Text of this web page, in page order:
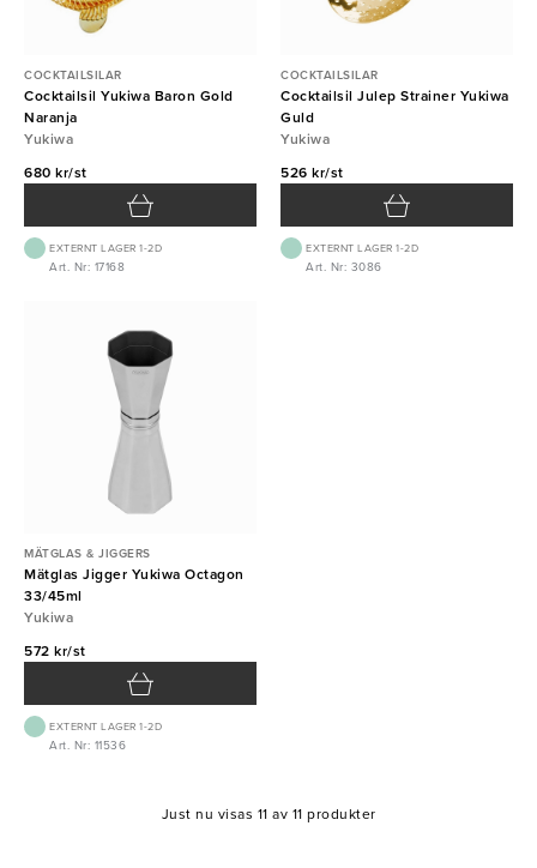
COCKTAILSILAR
Cocktailsil Yukiwa Baron Gold
Naranja
Yukiwa
680 kr/st
EXTERNT LAGER 1-2D
Art. Nr: 17168
COCKTAILSILAR
Cocktailsil Julep Strainer Yukiwa
Guld
Yukiwa
526 kr/st
EXTERNT LAGER 1-2D
Art. Nr: 3086
MÄTGLAS & JIGGERS
Mätglas Jigger Yukiwa Octagon
33/45ml
Yukiwa
572 kr/st
EXTERNT LAGER 1-2D
Art. Nr: 11536
Just nu visas 11 av 11 produkter